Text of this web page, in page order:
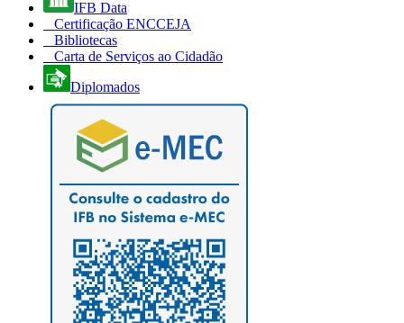
IFB Data
Certificação ENCCEJA
Bibliotecas
Carta de Serviços ao Cidadão
Diplomados